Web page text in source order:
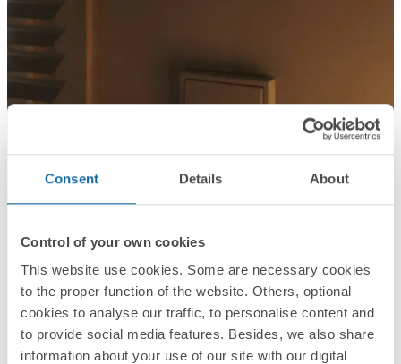
Consent Details About
Control of your own cookies
This website use cookies. Some are necessary cookies
to the proper function of the website. Others, optional
cookies to analyse our traffic, to personalise content and
to provide social media features. Besides, we also share
information about your use of our site with our digital